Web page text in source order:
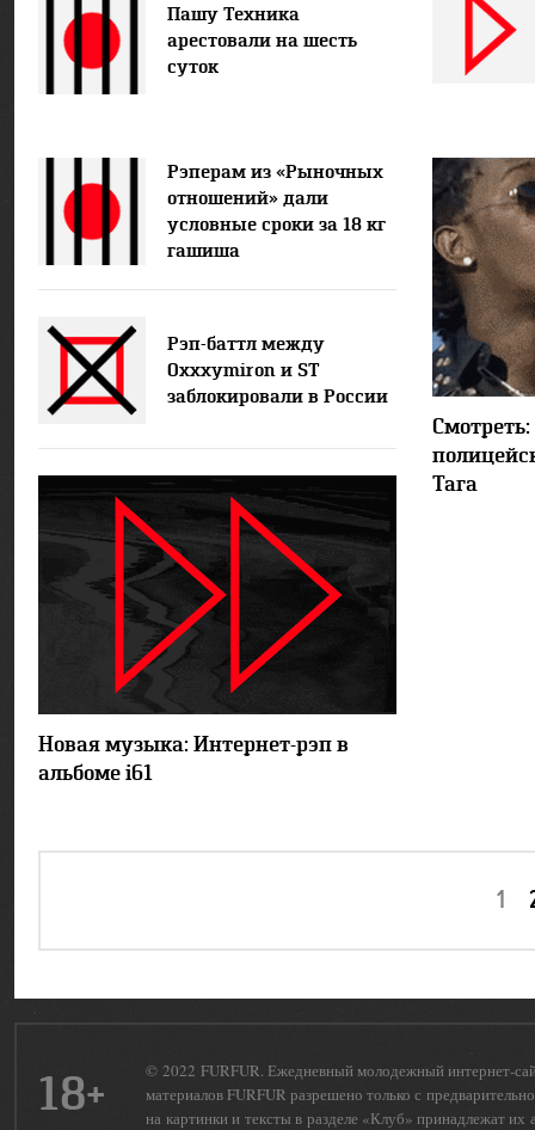
Пашу Техника
арестовали на шесть
суток
Рэперам из «Рыночных
отношений» дали
условные сроки за 18 кг
гашиша
Рэп-баттл между
Oxxxymiron и ST
заблокировали в России
Новая музыка: Интернет-рэп в
альбоме i61
Тага
1
18+
© 2022 FURFUR. Ежедневный молодежный интернет-
материалов FURFUR разрешено только с
на картинки и тексты в разделе «Клуб» принадлежат их